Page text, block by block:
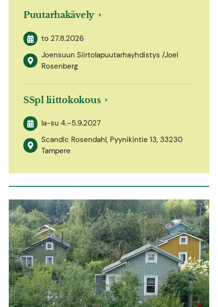
Puutarhakävely
to 27.8.2026
Joensuun Siirtolapuutarhayhdistys /Joel
Rosenberg
SSpl liittokokous
la-su 4.–5.9.2027
Scandic Rosendahl, Pyynikintie 13, 33230
Tampere